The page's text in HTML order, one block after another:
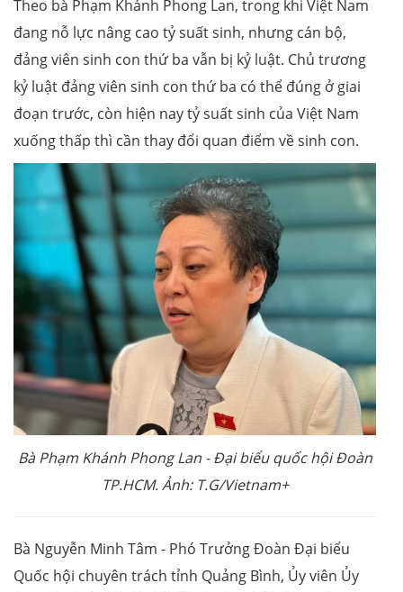
Theo bà Phạm Khánh Phong Lan, trong khi Việt Nam
đang nỗ lực nâng cao tỷ suất sinh, nhưng cán bộ,
đảng viên sinh con thứ ba vẫn bị kỷ luật. Chủ trương
kỷ luật đảng viên sinh con thứ ba có thể đúng ở giai
đoạn trước, còn hiện nay tỷ suất sinh của Việt Nam
xuống thấp thì cần thay đổi quan điểm về sinh con.
Bà Phạm Khánh Phong Lan - Đại biểu quốc hội Đoàn
TP.HCM. Ảnh: T.G/Vietnam+
Bà Nguyễn Minh Tâm - Phó Trưởng Đoàn Đại biểu
Quốc hội chuyên trách tỉnh Quảng Bình, Ủy viên Ủy